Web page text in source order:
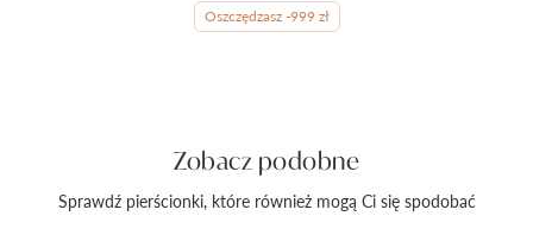
Oszczędzasz -999 zł
Zobacz podobne
Sprawdź pierścionki, które również mogą Ci się spodobać